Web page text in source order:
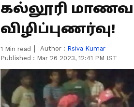
கல்லூரி
விழிப்புணர்வு!
1 Min read Author : Rsiva Kumar
Published : Mar 26 2023, 12:41 PM IST